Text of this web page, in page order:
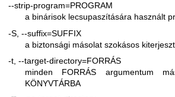
--strip-program=PROGRAM
a binárisok lecsupaszítására használt
-S, --suffix=SUFFIX
a biztonsági másolat szokásos
-t, --target-directory=FORRÁS
minden FORRÁS argumentum
KÖNYVTÁRBA